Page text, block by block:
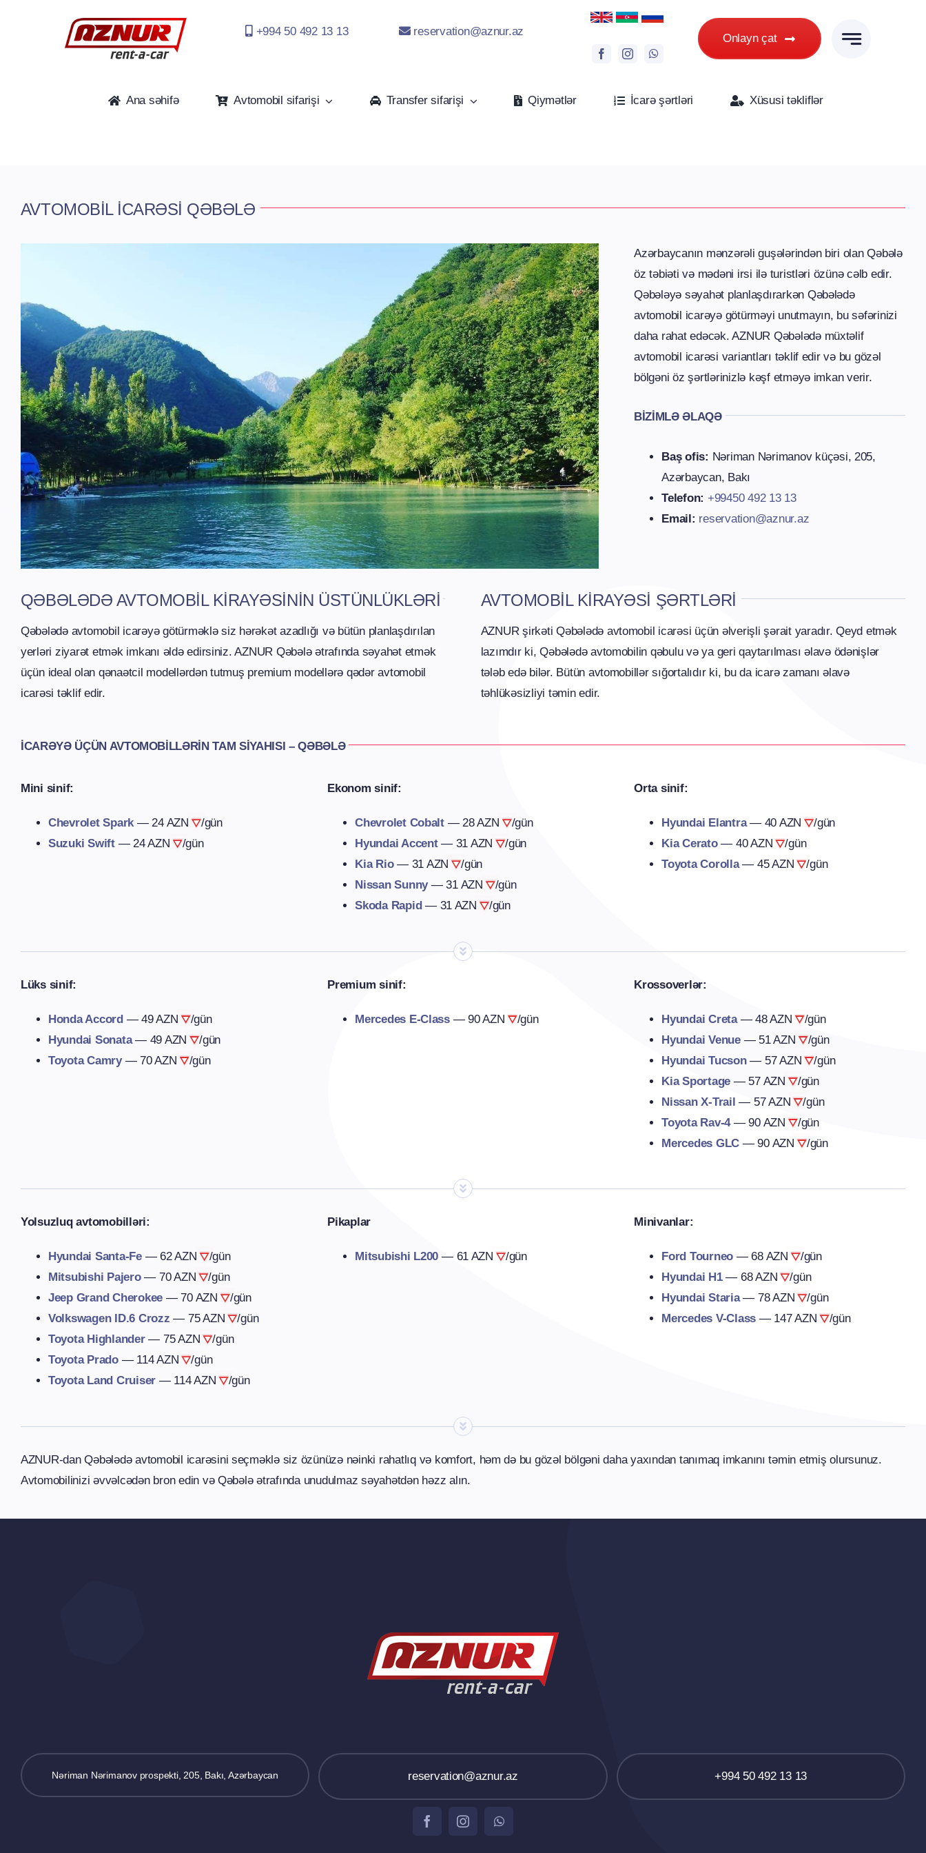
+994 50 492 13 13 reservation@aznur.az
Onlayn çat
Ana səhifə Avtomobil sifarişi Transfer sifarişi Qiymətlər İcarə şərtləri Xüsusi təkliflər
AVTOMOBİL İCARƏSİ QƏBƏLƏ
Azərbaycanın mənzərəli guşələrindən biri olan Qəbələ
öz təbiəti və mədəni irsi ilə turistləri özünə cəlb edir.
Qəbələyə səyahət planlaşdırarkən Qəbələdə
avtomobil icarəyə götürməyi unutmayın, bu səfərinizi
daha rahat edəcək. AZNUR Qəbələdə müxtəlif
avtomobil icarəsi variantları təklif edir və bu gözəl
bölgəni öz şərtlərinizlə kəşf etməyə imkan verir.
BIZIMLƏ ƏLAQƏ
Baş ofis: Nəriman Nərimanov küçəsi, 205,
Azərbaycan, Bakı
Telefon: +99450 492 13 13
Email: reservation@aznur.az
QƏBƏLƏDƏ AVTOMOBIL KIRAYƏSININ ÜSTÜNLÜKLƏRI
Qəbələdə avtomobil icarəyə götürməklə siz hərəkət azadlığı və bütün planlaşdırılan
yerləri ziyarət etmək imkanı əldə edirsiniz. AZNUR Qəbələ ətrafında səyahət etmək
üçün ideal olan qənaətcil modellərdən tutmuş premium modellərə qədər avtomobil
icarəsi təklif edir.
AVTOMOBIL KIRAYƏSI ŞƏRTLƏRI
AZNUR şirkəti Qəbələdə avtomobil icarəsi üçün əlverişli şərait yaradır. Qeyd etmək
lazımdır ki, Qəbələdə avtomobilin qəbulu və ya geri qaytarılması əlavə ödənişlər
tələb edə bilər. Bütün avtomobillər sığortalıdır ki, bu da icarə zamanı əlavə
təhlükəsizliyi təmin edir.
İCARƏYƏ ÜÇÜN AVTOMOBILLƏRIN TAM SIYAHISI – QƏBƏLƏ
Mini sinif:
Chevrolet Spark—24 AZN
/gün
Suzuki Swift—24 AZN /gün
Ekonom sinif:
Chevrolet Cobalt—28 AZN
/gün
Hyundai Accent— 31 AZN
/gün
Kia Rio— 31 AZN
/gün
Nissan Sunny—31 AZN
/gün
Skoda Rapid — 31 AZN /gün
Orta sinif:
Hyundai Elantra— 40 AZN
/gün
Kia Cerato— 40 AZN
/gün
Toyota Corolla— 45 AZN /gün
Lüks sinif:
Honda Accord—49 AZN
/gün
Hyundai Sonata— 49 AZN
/gün
Toyota Camry—70 AZN /gün
Premium sinif:
Mercedes E-Class—90 AZN /gün
Krossoverlər:
Hyundai Creta—48 AZN
/gün
Hyundai Venue— 51 AZN
/gün
Hyundai Tucson— 57 AZN
/gün
Kia Sportage — 57 AZN
/gün
Nissan X-Trail — 57 AZN
/gün
Toyota Rav-4—90 AZN
/gün
Mercedes GLC —90 AZN /gün
Yolsuzluq avtomobilləri:
Hyundai Santa-Fe—62 AZN
/gün
Mitsubishi Pajero— 70 AZN
/gün
Jeep Grand Cherokee —70 AZN
/gün
Volkswagen ID.6 Crozz — 75 AZN
/gün
Toyota Highlander— 75 AZN
/gün
Toyota Prado— 114 AZN
/gün
Toyota Land Cruiser — 114 AZN /gün
Pikaplar
Mitsubishi L200 — 61 AZN /gün
Minivanlar:
Ford Tourneo —68 AZN
/gün
Hyundai H1— 68 AZN
/gün
Hyundai Staria— 78 AZN
/gün
Mercedes V-Class — 147 AZN /gün
AZNUR-dan Qəbələdə avtomobil icarəsini seçməklə siz özünüzə nəinki rahatlıq və komfort, həm də bu gözəl bölgəni daha yaxından tanımaq imkanını təmin etmiş olursunuz.
Avtomobilinizi əvvəlcədən bron edin və Qəbələ ətrafında unudulmaz səyahətdən həzz alın.
Nəriman Nərimanov prospekti, 205, Bakı, Azərbaycan reservation@aznur.az +994 50 492 13 13